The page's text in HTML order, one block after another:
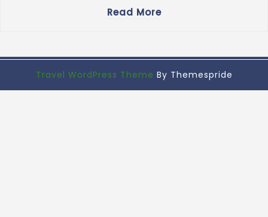
Read More
Travel WordPress Theme By Themespride